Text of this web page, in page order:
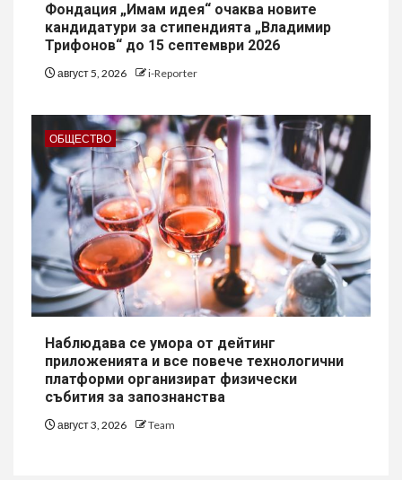
Фондация „Имам идея“ очаква новите
кандидатури за стипендията „Владимир
Трифонов“ до 15 септември 2026
август 5, 2026 i-Reporter
ОБЩЕСТВО
Наблюдава се умора от дейтинг
приложенията и все повече технологични
платформи организират физически
събития за запознанства
август 3, 2026 Team